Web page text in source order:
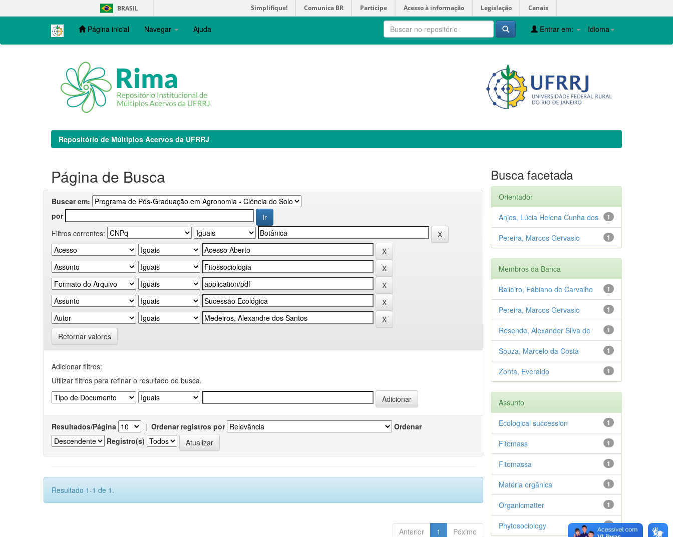
navigation
BRASIL Simplifique! Comunica BR Participe Acesso à informação Legislação Canais
Página inicial Navegar Ajuda Idioma
Entrar em:
Repositório de Múltiplos Acervos da UFRRJ
Página de Busca
Buscar em:
por
Filtros correntes:
Retornar valores
Adicionar filtros:
Utilizar filtros para refinar o resultado de busca.
Resultados/Página | Ordenar registros por
Ordenar
Registro(s)
Resultado 1-1 de 1.
Anterior 1 Póximo
Busca facetada
Orientador
1
Anjos, Lúcia Helena Cunha dos
1
Pereira, Marcos Gervasio
Membros da Banca
1
Balieiro, Fabiano de Carvalho
1
Pereira, Marcos Gervasio
1
Resende, Alexander Silva de
1
Souza, Marcelo da Costa
1
Zonta, Everaldo
Assunto
1
Ecological succession
1
Fitomass
1
Fitomassa
1
Matéria orgânica
1
Organicmatter
1
Phytosociology